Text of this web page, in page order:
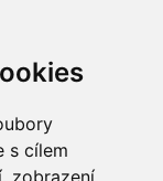
s cílem
zobrazení